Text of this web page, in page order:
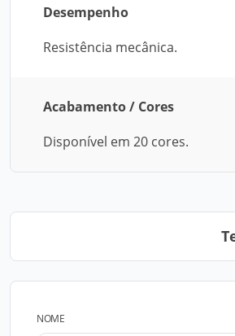
Desempenho
Resistência mecânica.
Acabamento / Cores
Disponível em 20 cores.
NOME